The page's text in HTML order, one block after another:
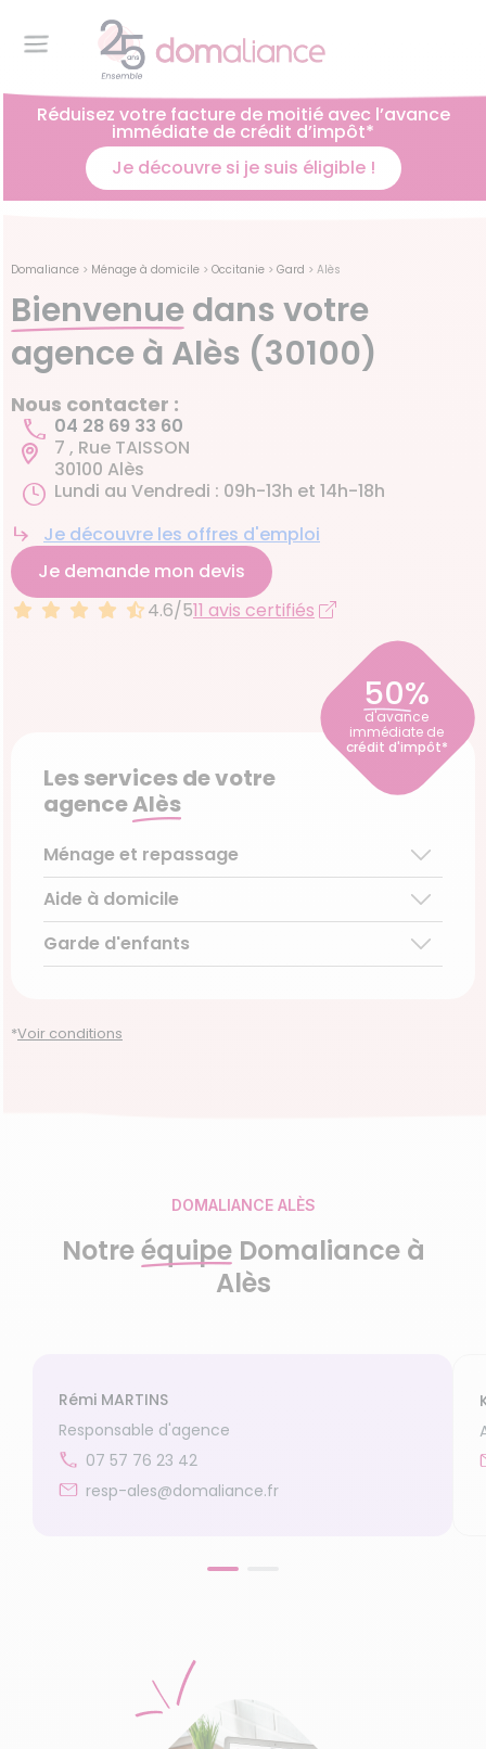
Réduisez votre facture de moitié avec l’avance
immédiate de crédit d’impôt*
Je découvre si je suis éligible !
Domaliance > Ménage à domicile > Occitanie > Gard > Alès
Bienvenuedans votre
agence à Alès (30100)
Nous contacter :
04 28 69 33 60
7 , Rue TAISSON
30100 Alès
Lundi au Vendredi : 09h-13h et 14h-18h
Je découvre les offres d'emploi
Je demande mon devis
4.6/511 avis certifiés
50%
d'avance
immédiate de
crédit d'impôt*
Les services de votre
agenceAlès
Ménage et repassage
Ménage régulier
Ménage ponctuel
Repassage à domicile
Aide à domicile
Aide aux personnes âgées
Téléassistance pour personnes âgées
Découvrir le service
Garde d'enfants
Découvrir le service
*Voir conditions
DOMALIANCE ALÈS
NotreéquipeDomaliance à
Alès
Rémi MARTINS
Responsable d'agence
07 57 76 23 42
resp-ales@domaliance.fr